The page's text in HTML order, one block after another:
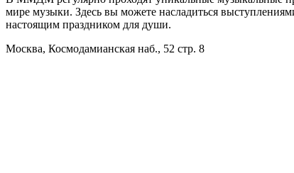
мире музыки. Здесь вы можете насладиться
настоящим праздником для души.
Москва, Космодамианская наб., 52 стр. 8